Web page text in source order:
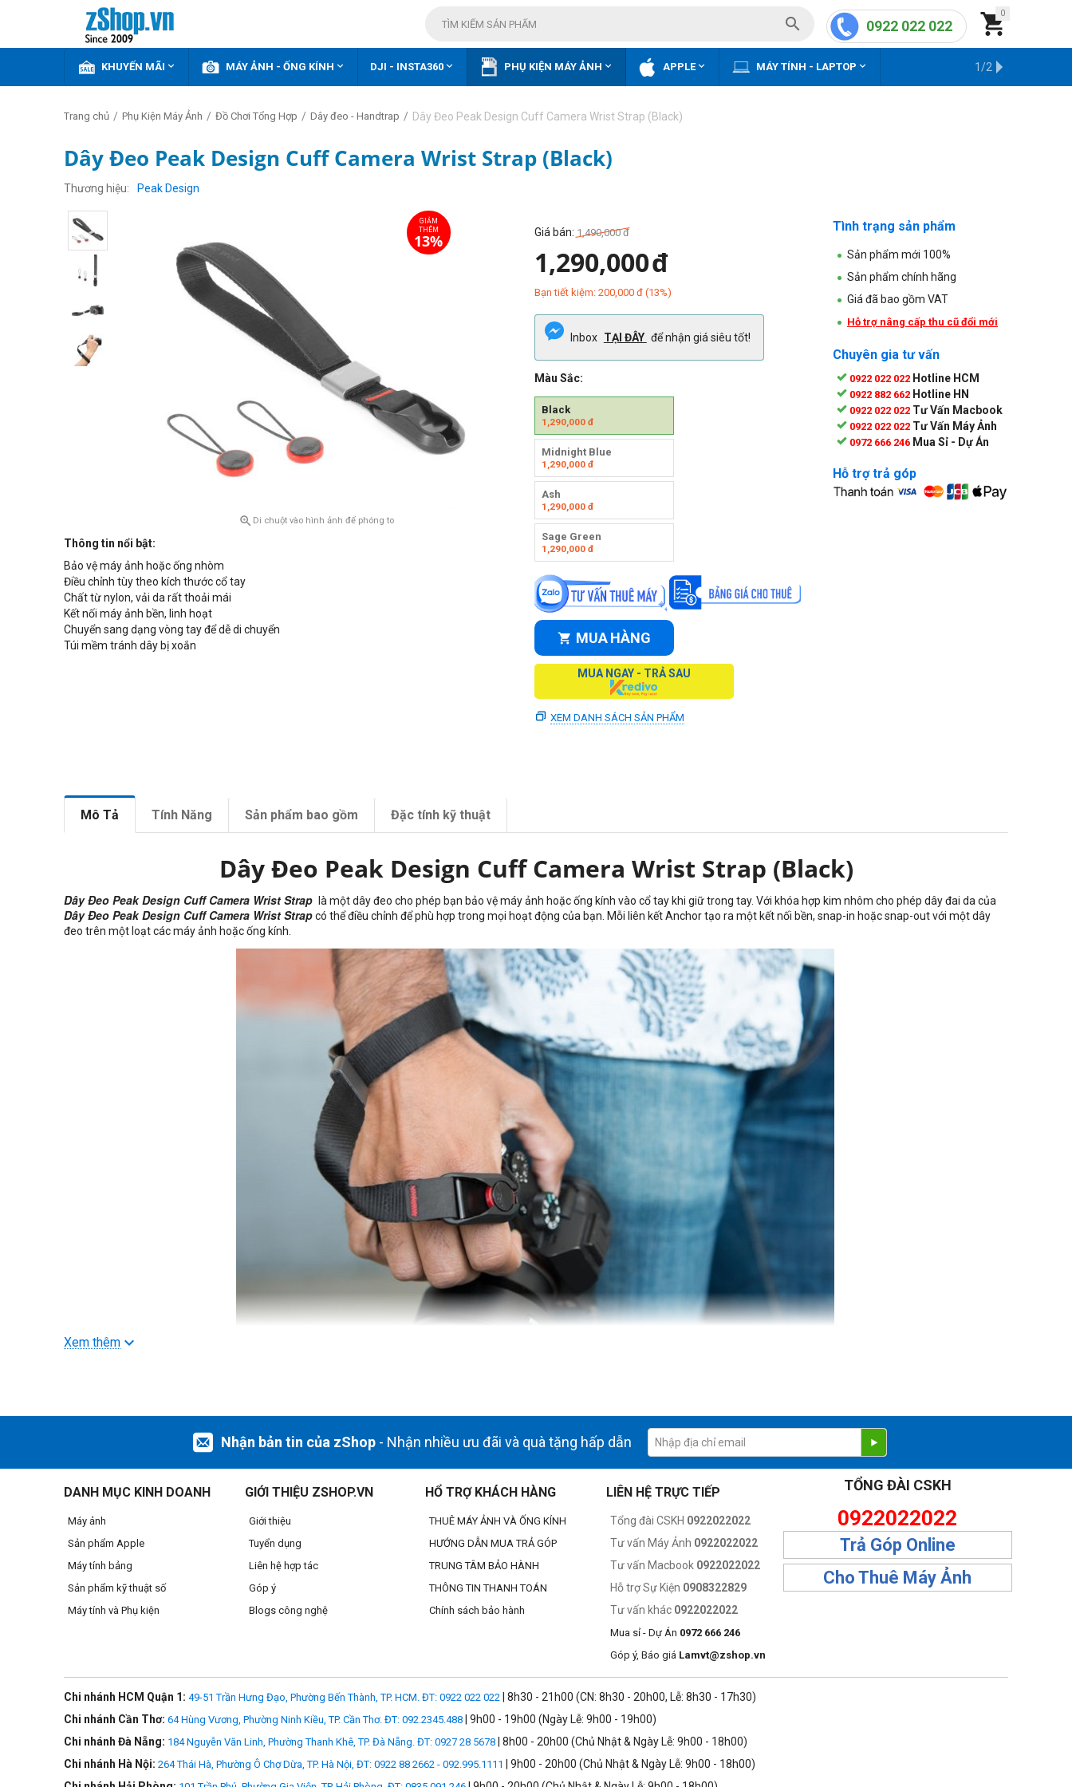
0

0922 022 022

KHUYẾN MÃI  MÁY ẢNH - ỐNG KÍNH  DJI - INSTA360  PHỤ KIỆN MÁY ẢNH  APPLE MÁY TÍNH - LAPTOP  KHO HÀNG CŨ
1/2
Trang chủ / Phụ Kiện Máy Ảnh / Đồ Chơi Tổng Hợp / Dây đeo - Handtrap / Dây Đeo Peak Design Cuff Camera Wrist Strap (Black)
Dây Đeo Peak Design Cuff Camera Wrist Strap (Black)
Thương hiệu Peak Design
 Di chuột vào hình ảnh để phóng to
Thông tin nổi bật:
Bảo vệ máy ảnh hoặc ống nhòm
Điều chỉnh tùy theo kích thước cổ tay
Chất từ nylon, vải da rất thoải mái
Kết nối máy ảnh bền, linh hoạt
Chuyển sang dạng vòng tay để dễ di chuyển
Túi mềm tránh dây bị xoắn
Giá bán: 1,490,000 đ
1,290,000đ
Bạn tiết kiệm: 200,000đ(13%)
Inbox TẠI ĐÂY để nhận giá siêu tốt!
Màu Sắc:
Black
1,290,000đ
Midnight Blue
1,290,000đ
Ash
1,290,000đ
Sage Green
1,290,000đ
MUA HÀNG
MUA NGAY - TRẢ SAU
XEM DANH SÁCH SẢN PHẨM
Tình trạng sản phẩm
Sản phẩm mới 100%
Sản phẩm chính hãng
Giá đã bao gồm VAT
Hỗ trợ nâng cấp thu cũ đổi mới
Chuyên gia tư vấn
0922 022 022 Hotline HCM
0922 882 662 Hotline HN
0922 022 022 Tư Vấn Macbook
0922 022 022 Tư Vấn Máy Ảnh
0972 666 246 Mua Sỉ - Dự Án
Hỗ trợ trả góp
Mô Tả Tính Năng Sản phẩm bao gồm Đặc tính kỹ thuật
Dây Đeo Peak Design Cuff Camera Wrist Strap (Black)
Dây Đeo Peak Design Cuff Camera Wrist Strap
là một dây đeo cho phép bạn bảo vệ máy ảnh hoặc ống kính vào cổ tay khi giữ trong tay. Với khóa hợp kim nhôm cho phép dây đai da của
Dây Đeo Peak Design Cuff Camera Wrist Strapcó thể điều chỉnh để phù hợp trong mọi hoạt động của bạn. Mỗi liên kết Anchor tạo ra một kết nối bền, snap-in hoặc snap-out với một dây
đeo trên một loạt các máy ảnh hoặc ống kính.
Xem thêm
Nhận bản tin của zShop - Nhận nhiều ưu đãi và quà tặng hấp dẫn
DANH MỤC KINH DOANH
Máy ảnh
Sản phẩm Apple
Máy tính bảng
Sản phẩm kỹ thuật số
Máy tính và Phụ kiện
GIỚI THIỆU ZSHOP.VN
Giới thiệu
Tuyển dụng
Liên hệ hợp tác
Góp ý
Blogs công nghệ
HỔ TRỢ KHÁCH HÀNG
THUÊ MÁY ẢNH VÀ ỐNG KÍNH
HƯỚNG DẪN MUA TRẢ GÓP
TRUNG TÂM BẢO HÀNH
THÔNG TIN THANH TOÁN
Chính sách bảo hành
LIÊN HỆ TRỰC TIẾP
Tổng đài CSKH 0922022022
Tư vấn Máy Ảnh 0922022022
Tư vấn Macbook 0922022022
Hỗ trợ Sự Kiện 0908322829
Tư vấn khác 0922022022
Mua sỉ - Dự Án 0972 666 246
Góp ý, Báo giá Lamvt@zshop.vn
TỔNG ĐÀI CSKH
0922022022
Trả Góp Online
Cho Thuê Máy Ảnh
Chi nhánh HCM Quận 1: 49-51 Trần Hưng Đạo, Phường Bến Thành, TP. HCM. ĐT: 0922 022 022 | 8h30 - 21h00 (CN: 8h30 - 20h00, Lễ: 8h30 - 17h30)
Chi nhánh Cần Thơ: 64 Hùng Vương, Phường Ninh Kiều, TP. Cần Thơ. ĐT: 092.2345.488 | 9h00 - 19h00 (Ngày Lễ: 9h00 - 19h00)
Chi nhánh Đà Nẵng: 184 Nguyễn Văn Linh, Phường Thanh Khê, TP. Đà Nẵng. ĐT: 0927 28 5678 | 8h00 - 20h00 (Chủ Nhật & Ngày Lễ: 9h00 - 18h00)
Chi nhánh Hà Nội: 264 Thái Hà, Phường Ô Chợ Dừa, TP. Hà Nội, ĐT: 0922 88 2662 - 092.995.1111
| 9h00 - 20h00 (Chủ Nhật & Ngày Lễ: 9h00 - 18h00)